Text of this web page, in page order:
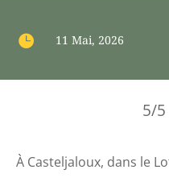
 11 Mai, 2026
5/5
À Casteljaloux, dans le